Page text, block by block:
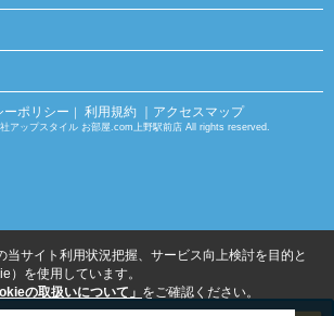
ーポリシー ｜ 利用規約 ｜アクセスマップ
アップスタイル お部屋.com上野駅前店 All rights reserved.
当サイト利用状況把握、サービス向上検討を目的と
）を使用しています。
の取扱いについて」 をご確認ください。